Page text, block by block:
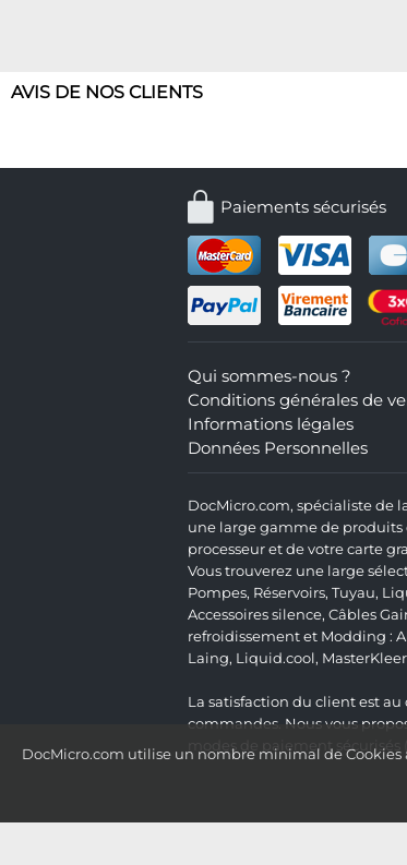
DocMicro.com utilise un nombre minimal de
AVIS DE NOS CLIENTS
Paiements sécurisés
Qui sommes-nous ?
Conditions générales de
Informations légales
Données Personnelles
DocMicro.com, spécialiste de
une large gamme de produits
processeur et de votre carte
Vous trouverez une large
Pompes, Réservoirs, Tuyau,
Accessoires silence, Câbles
refroidissement et Modding :
Laing, Liquid.cool, MasterKleer
La satisfaction du client est
commandes. Nous vous
modes de paiement sécurisés